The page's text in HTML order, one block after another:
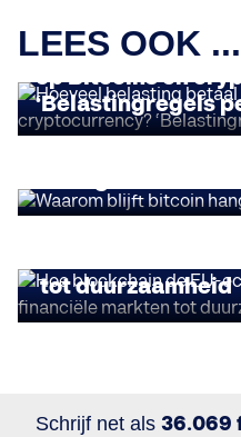
LEES OOK ...
Hoeveel belasting
op Bitcoins en
‘Belastingregels
CRYPTONIEUWS
CRYPTONIEUWS
tot duurzaamheid
Schrijf net als 36.069